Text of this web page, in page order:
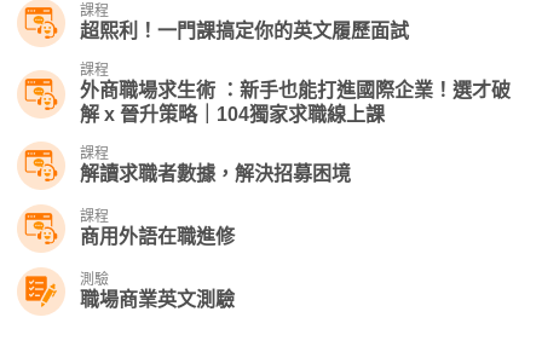
課程
超熙利！一門課搞定你的英文履歷面試
課程
外商職場求生術 ：新手也能打進國際企業！選才破
解 x 晉升策略｜104獨家求職線上課
課程
解讀求職者數據，解決招募困境
課程
商用外語在職進修
測驗
職場商業英文測驗